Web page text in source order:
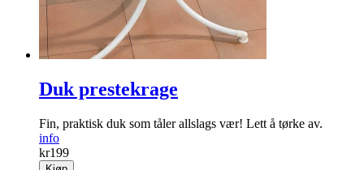
Duk prestekrage
Fin, praktisk duk som tåler allslags vær! Lett å tørke av.
info
kr199